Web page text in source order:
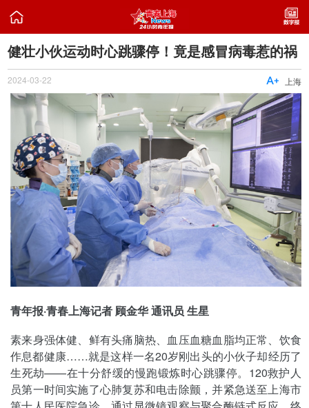

健壮小伙运动时心跳骤停！竟是感冒病毒惹的祸
2024-03-22 上海

青年报·青春上海记者 顾金华 通讯员 生星
素来身强体健、鲜有头痛脑热、血压血糖血脂均正常、饮食
作息都健康……就是这样一名20岁刚出头的小伙子却经历了
生死劫——在十分舒缓的慢跑锻炼时心跳骤停。120救护人
员第一时间实施了心肺复苏和电击除颤，并紧急送至上海市